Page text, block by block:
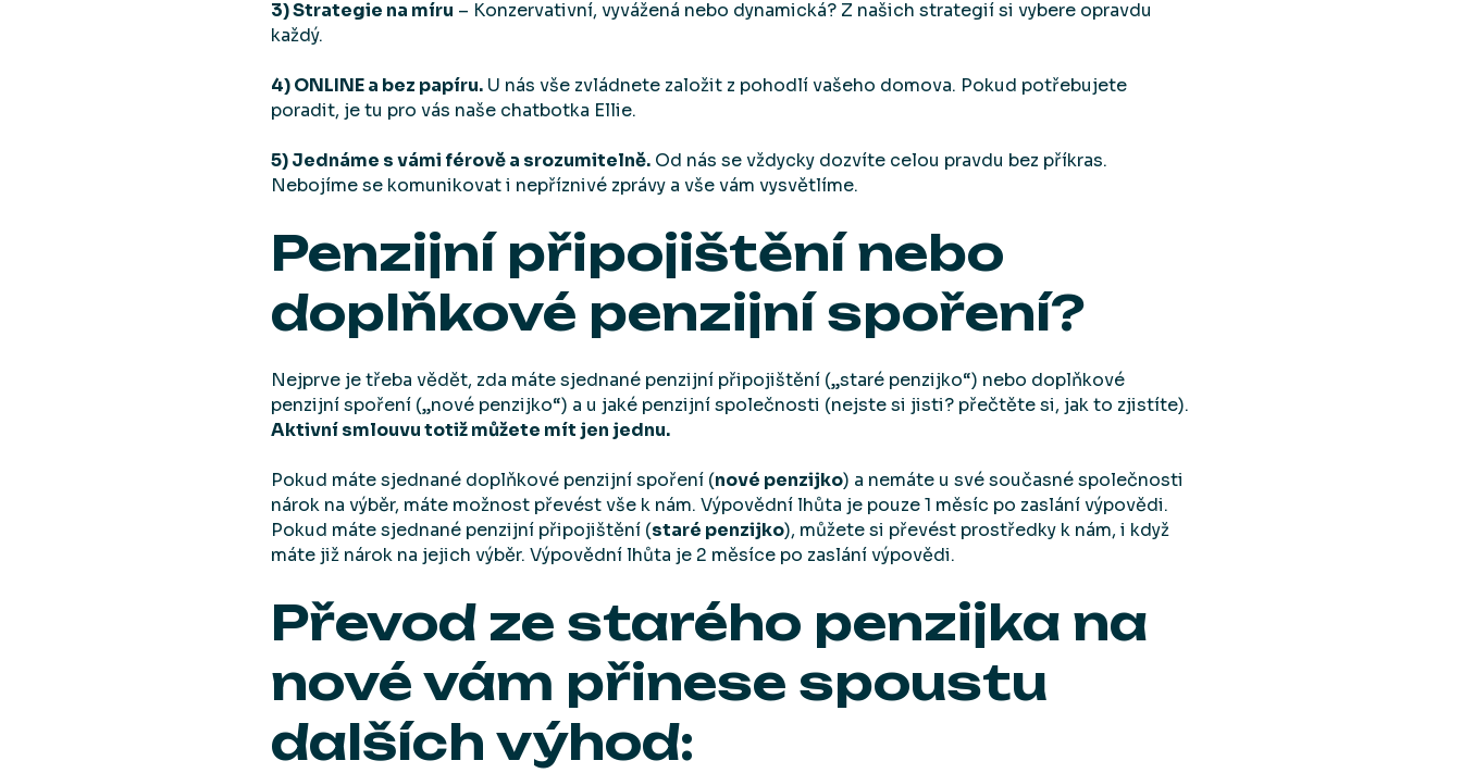
3) Strategie na míru – Konzervativní, vyvážená nebo dynamická? Z našich strategií si vybere opravdu
každý.
4) ONLINE a bez papíru.U nás vše zvládnete založit z pohodlí vašeho domova. Pokud potřebujete
poradit, je tu pro vás naše chatbotka Ellie.
5) Jednáme s vámi férově a srozumitelně.Od nás se vždycky dozvíte celou pravdu bez příkras.
Nebojíme se komunikovat i nepříznivé zprávy a vše vám vysvětlíme.
Penzijní připojištění nebo
doplňkové penzijní spoření?
Nejprve je třeba vědět, zda máte sjednané penzijní připojištění („staré penzijko“) nebo doplňkové
penzijní spoření („nové penzijko“) a u jaké penzijní společnosti (nejste si jisti? přečtěte si, jak to zjistíte).
Aktivní smlouvu totiž můžete mít jen jednu.
Pokud máte sjednané doplňkové penzijní spoření (nové penzijko) a nemáte u své současné společnosti
nárok na výběr, máte možnost převést vše k nám. Výpovědní lhůta je pouze 1 měsíc po zaslání výpovědi.
Pokud máte sjednané penzijní připojištění (staré penzijko), můžete si převést prostředky k nám, i když
máte již nárok na jejich výběr. Výpovědní lhůta je 2 měsíce po zaslání výpovědi.
Převod ze starého penzijka na
nové vám přinese spoustu
dalších výhod: